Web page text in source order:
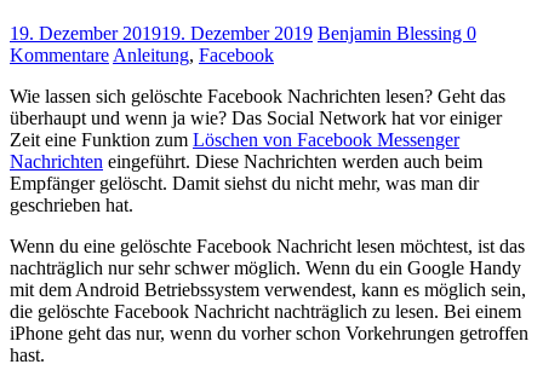
19. Dezember 201919. Dezember 2019 Benjamin Blessing 0
Kommentare Anleitung, Facebook
Wie lassen sich gelöschte Facebook Nachrichten lesen? Geht das
überhaupt und wenn ja wie? Das Social Network hat vor einiger
Zeit eine Funktion zum Löschen von Facebook Messenger
Nachrichten eingeführt. Diese Nachrichten werden auch beim
Empfänger gelöscht. Damit siehst du nicht mehr, was man dir
geschrieben hat.
Wenn du eine gelöschte Facebook Nachricht lesen möchtest, ist das
nachträglich nur sehr schwer möglich. Wenn du ein Google Handy
mit dem Android Betriebssystem verwendest, kann es möglich sein,
die gelöschte Facebook Nachricht nachträglich zu lesen. Bei einem
iPhone geht das nur, wenn du vorher schon Vorkehrungen getroffen
hast.